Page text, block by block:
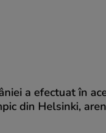
a efectuat în
din Helsinki,